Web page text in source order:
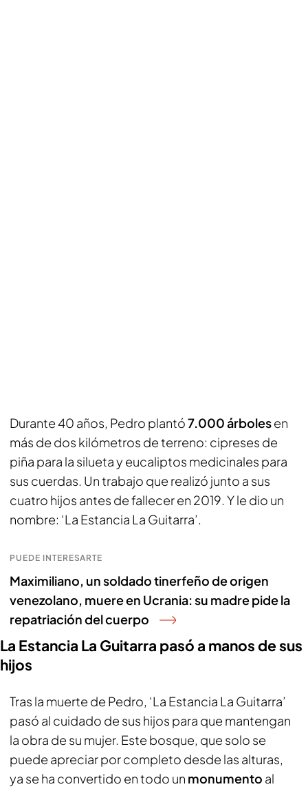
Durante 40 años, Pedro plantó7.000 árbolesen
más de dos kilómetros de terreno: cipreses de
piña para la silueta y eucaliptos medicinales para
sus cuerdas. Un trabajo que realizó junto a sus
cuatro hijos antes de fallecer en 2019. Y le dio un
nombre: ‘La Estancia La Guitarra’.
PUEDE INTERESARTE
Maximiliano, un soldado tinerfeño de origen
venezolano, muere en Ucrania: su madre pide la
repatriación del cuerpo
La Estancia La Guitarra pasó a manos de sus
hijos
Tras la muerte de Pedro, ‘La Estancia La Guitarra’
pasó al cuidado de sus hijos para que mantengan
la obra de su mujer. Este bosque, que solo se
puede apreciar por completo desde las alturas,
ya se ha convertido en todo un monumento al